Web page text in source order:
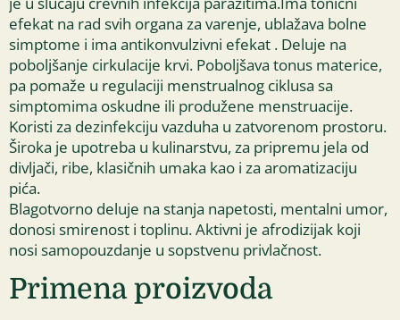
efekat na rad svih organa za varenje, ublažava bolne
simptome i ima antikonvulzivni efekat . Deluje na
poboljšanje cirkulacije krvi. Poboljšava tonus materice,
pa pomaže u regulaciji menstrualnog ciklusa sa
simptomima oskudne ili produžene menstruacije.
Koristi za dezinfekciju vazduha u zatvorenom prostoru.
Široka je upotreba u kulinarstvu, za pripremu jela od
divljači, ribe, klasičnih umaka kao i za aromatizaciju
pića.
Blagotvorno deluje na stanja napetosti, mentalni umor,
donosi smirenost i toplinu. Aktivni je afrodizijak koji
nosi samopouzdanje u sopstvenu privlačnost.
Primena proizvoda